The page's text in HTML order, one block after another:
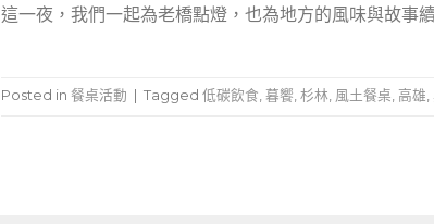
這一夜，我們一起為老橋點燈，也為地方的風味與故事
Posted in 餐桌活動 Tagged 低碳飲食, 暮饗, 杉林, 風土餐桌, 高雄,